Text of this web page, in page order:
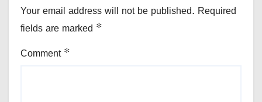
Your email address will not be published. Required
fields are marked *
Comment *